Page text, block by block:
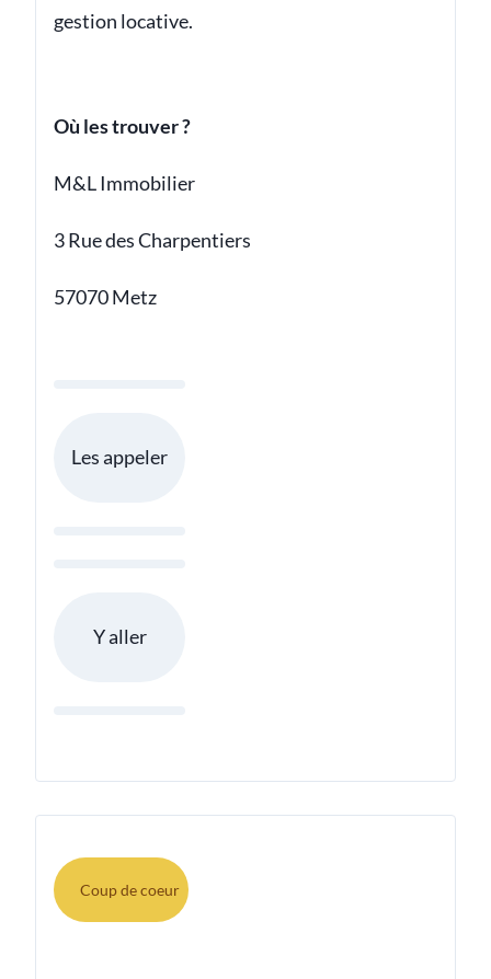
gestion locative.
Où les trouver ?
M&L Immobilier
3 Rue des Charpentiers
57070 Metz
Les appeler
Y aller
Coup de coeur